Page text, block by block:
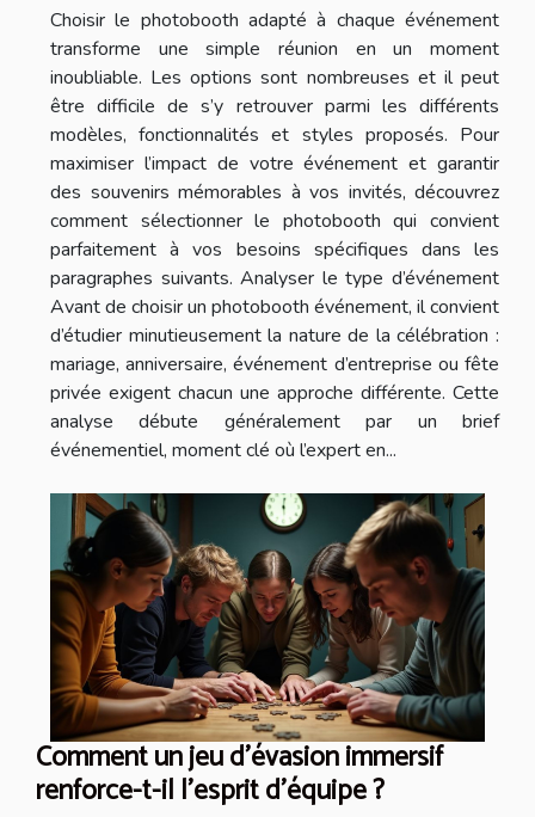
Choisir le photobooth adapté à chaque événement
transforme une simple réunion en un moment
inoubliable. Les options sont nombreuses et il peut
être difficile de s’y retrouver parmi les différents
modèles, fonctionnalités et styles proposés. Pour
maximiser l’impact de votre événement et garantir
des souvenirs mémorables à vos invités, découvrez
comment sélectionner le photobooth qui convient
parfaitement à vos besoins spécifiques dans les
paragraphes suivants. Analyser le type d’événement
Avant de choisir un photobooth événement, il convient
d’étudier minutieusement la nature de la célébration :
mariage, anniversaire, événement d’entreprise ou fête
privée exigent chacun une approche différente. Cette
analyse débute généralement par un brief
événementiel, moment clé où l’expert en...
Comment un jeu d'évasion immersif
renforce-t-il l'esprit d'équipe ?